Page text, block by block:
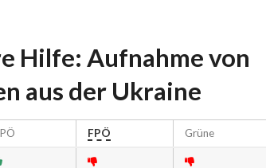
Hilfe: Aufnahme von
aus der Ukraine
FPÖ Grüne